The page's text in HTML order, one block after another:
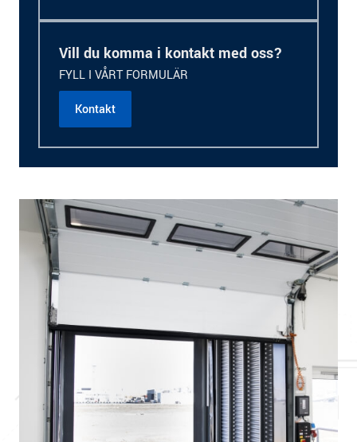
Vill du komma i kontakt med oss?
FYLL I VÅRT FORMULÄR
Kontakt